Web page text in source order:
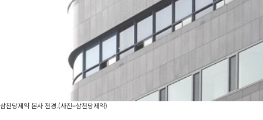
삼천당제약 본사 전경.(사진=삼천당제약)